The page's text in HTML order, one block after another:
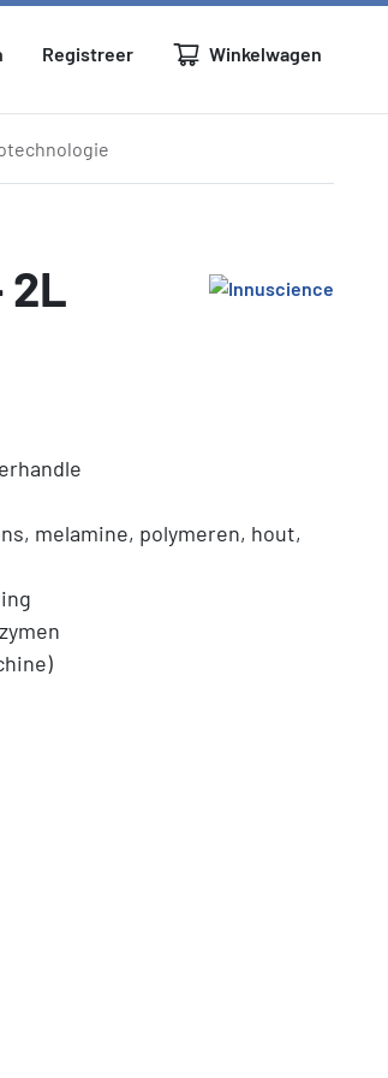
Registreer Winkelwagen
2L
melamine, polymeren, hout,